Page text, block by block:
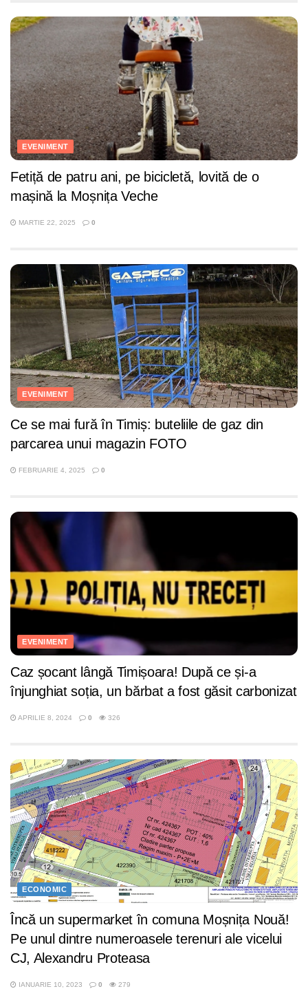
EVENIMENT
Fetiță de patru ani, pe bicicletă, lovită de o
mașină la Moșnița Veche
MARTIE 22, 2025 0
EVENIMENT
Ce se mai fură în Timiș: buteliile de gaz din
parcarea unui magazin FOTO
FEBRUARIE 4, 2025 0
EVENIMENT
Caz șocant lângă Timișoara! După ce și-a
înjunghiat soția, un bărbat a fost găsit carbonizat
APRILIE 8, 2024 0 326
ECONOMIC
Încă un supermarket în comuna Moșnița Nouă!
Pe unul dintre numeroasele terenuri ale vicelui
CJ, Alexandru Proteasa
IANUARIE 10, 2023 0 279